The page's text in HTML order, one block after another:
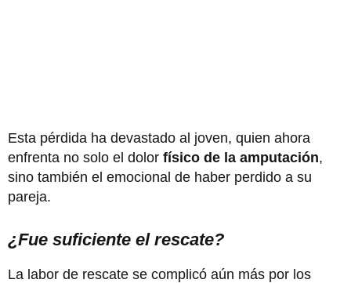
Esta pérdida ha devastado al joven, quien ahora
enfrenta no solo el dolor físico de la amputación,
sino también el emocional de haber perdido a su
pareja.
¿Fue suficiente el rescate?
La labor de rescate se complicó aún más por los